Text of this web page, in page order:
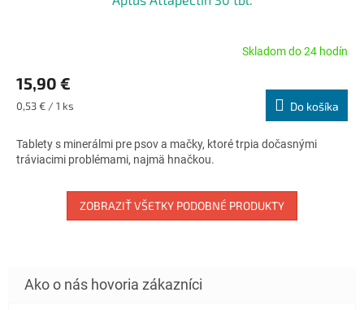
produktu
je
4,8
5
hviezdičiek.
Skladom do 24 hodín
15,90 €
Jednotková
0,53 € / 1 ks Do košíka
Tablety s minerálmi pre psov a mačky, ktoré trpia dočasnými
tráviacimi problémami, najmä hnačkou.
ZOBRAZIŤ VŠETKY PODOBNÉ PRODUKTY